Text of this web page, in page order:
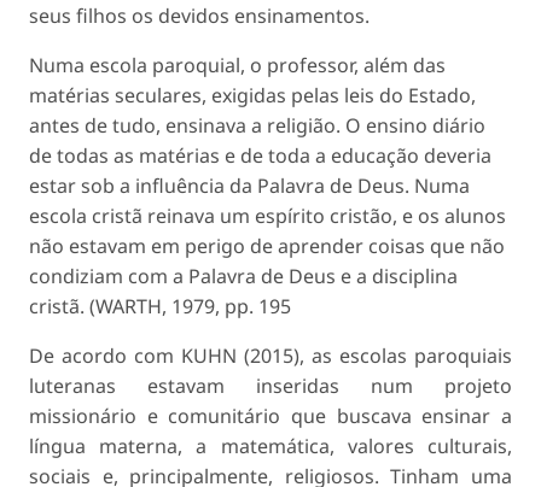
seus filhos os devidos ensinamentos.
Numa escola paroquial, o professor, além das
matérias seculares, exigidas pelas leis do Estado,
antes de tudo, ensinava a religião. O ensino diário
de todas as matérias e de toda a educação deveria
estar sob a influência da Palavra de Deus. Numa
escola cristã reinava um espírito cristão, e os alunos
não estavam em perigo de aprender coisas que não
condiziam com a Palavra de Deus e a disciplina
cristã. (WARTH, 1979, pp. 195
De acordo com KUHN (2015), as escolas paroquiais
luteranas estavam inseridas num projeto
missionário e comunitário que buscava ensinar a
língua materna, a matemática, valores culturais,
sociais e, principalmente, religiosos. Tinham uma